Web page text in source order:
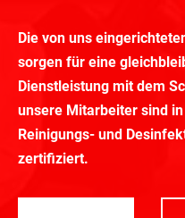
Die von uns
sorgen für eine
Dienstleistung mit dem
unsere Mitarbeiter sind
Reinigungs- und
zertifiziert.